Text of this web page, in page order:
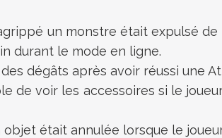
un monstre était expulsé
durant le mode en ligne.
dégâts après avoir réussi une
de voir les accessoires si le
était annulée lorsque le